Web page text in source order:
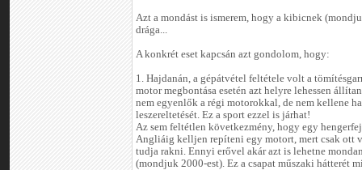
Azt a mondást is ismerem, hogy a kibicnek
drága...
A konkrét eset kapcsán azt gondolom, hogy:
1. Hajdanán, a gépátvétel feltétele volt a
motor megbontása esetén azt helyre lehessen
nem egyenlők a régi motorokkal, de nem kellene
leszereltetését. Ez a sport ezzel is járhat!
Az sem feltétlen következmény, hogy egy hengerfej
Angliáig kelljen repíteni egy motort, mert csak ott
tudja rakni. Ennyi erővel akár azt is lehetne
(mondjuk 2000-est). Ez a csapat műszaki hátterét